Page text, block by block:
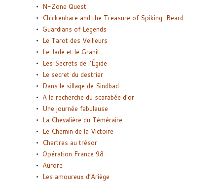
N-Zone Quest
Chickenhare and the Treasure of Spiking-Beard
Guardians of Legends
Le Tarot des Veilleurs
Le Jade et le Granit
Les Secrets de l’Égide
Le secret du destrier
Dans le sillage de Sindbad
A la recherche du scarabée d’or
Une journée fabuleuse
La Chevalière du Téméraire
Le Chemin de la Victoire
Chartres au trésor
Opération France 98
Aurore
Les amoureux d’Ariège